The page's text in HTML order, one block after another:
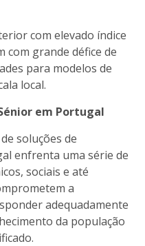
com elevado índice
com grande défice de
para modelos de
local.
em Portugal
soluções de
enfrenta uma série de
sociais e até
a
adequadamente
da população